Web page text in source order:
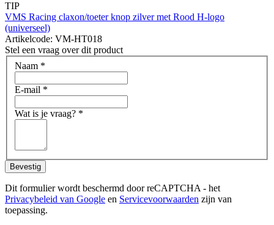
TIP
VMS Racing claxon/toeter knop zilver met Rood H-logo
(universeel)
Artikelcode: VM-HT018
Stel een vraag over dit product
Naam *
E-mail *
Wat is je vraag? *
Bevestig
Dit formulier wordt beschermd door reCAPTCHA - het
Privacybeleid van Google en Servicevoorwaarden zijn van
toepassing.